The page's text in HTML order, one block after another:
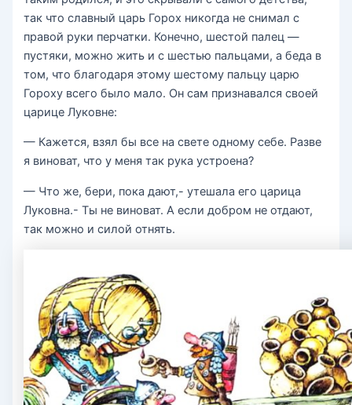
так что славный царь Горох никогда не снимал с
правой руки перчатки. Конечно, шестой палец —
пустяки, можно жить и с шестью пальцами, а беда в
том, что благодаря этому шестому пальцу царю
Гороху всего было мало. Он сам признавался своей
царице Луковне:
— Кажется, взял бы все на свете одному себе. Разве
я виноват, что у меня так рука устроена?
— Что же, бери, пока дают,- утешала его царица
Луковна.- Ты не виноват. А если добром не отдают,
так можно и силой отнять.